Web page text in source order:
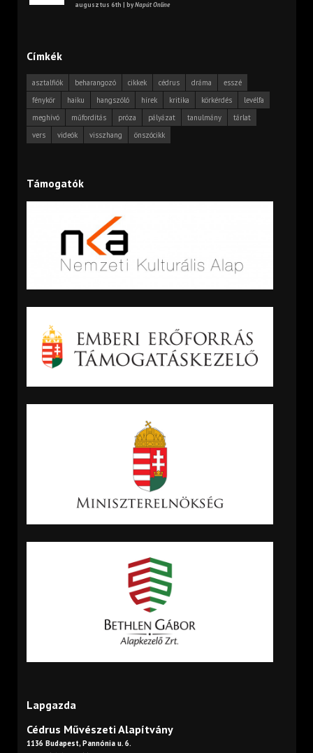
augusztus 6th | byNapút Online
Címkék
asztalfiók beharangozó cikkek cédrus dráma
esszé
fénykör
haiku hangszóló hírek kritika körkérdés
levélfa
meghívó
műfordítás próza pályázat tanulmány
tárlat
vers
videók visszhang önszócikk
Támogatók
Lapgazda
Cédrus Művészeti Alapítvány
1136 Budapest, Pannónia u. 6.